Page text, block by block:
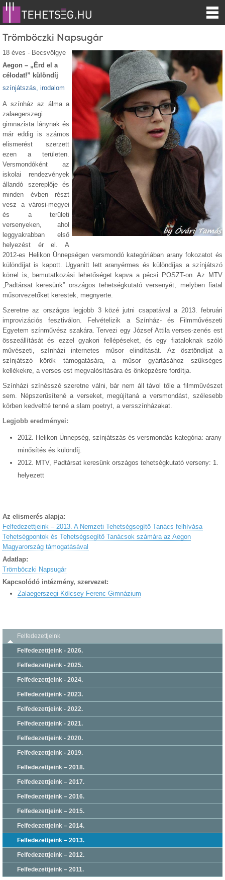
Trömböczki Napsugár
18 éves - Becsvölgye
Aegon – „Érd el a
célodat!” különdíj
színjátszás, irodalom
A színház az álma a
zalaegerszegi
gimnazista lánynak és
már eddig is számos
elismerést szerzett
ezen a területen.
Versmondóként az
iskolai rendezvények
állandó szereplője és
minden évben részt
vesz a városi-megyei
és a területi
versenyeken, ahol
leggyakrabban első
helyezést ér el. A
2012-es Helikon Ünnepségen versmondó kategóriában arany fokozatot és
különdíjat is kapott. Ugyanitt lett aranyérmes és különdíjas a színjátszó
körrel is, bemutatkozási lehetőséget kapva a pécsi POSZT-on. Az MTV
„Padtársat keresünk” országos tehetségkutató versenyét, melyben fiatal
műsorvezetőket kerestek, megnyerte.
Szeretne az országos legjobb 3 közé jutni csapatával a 2013. februári
improvizációs fesztiválon. Felvételizik a Színház- és Filmművészeti
Egyetem színművész szakára. Tervezi egy József Attila verses-zenés est
összeállítását és ezzel gyakori fellépéseket, és egy fiataloknak szóló
művészeti, színházi internetes műsor elindítását. Az ösztöndíjat a
színjátszó körök támogatására, a műsor gyártásához szükséges
kellékekre, a verses est megvalósítására és önképzésre fordítja.
Színházi színésszé szeretne válni, bár nem áll távol tőle a filmművészet
sem. Népszerűsítené a verseket, megújítaná a versmondást, szélesebb
körben kedveltté tenné a slam poetryt, a versszínházakat.
Legjobb eredményei:
2012. Helikon Ünnepség, színjátszás és versmondás kategória: arany
minősítés és különdíj.
2012. MTV, Padtársat keresünk országos tehetségkutató verseny: 1.
helyezett
Az elismerés alapja:
Felfedezettjeink – 2013. A Nemzeti Tehetségsegítő Tanács felhívása
Tehetségpontok és Tehetségsegítő Tanácsok számára az Aegon
Magyarország támogatásával
Adatlap:
Trömböczki Napsugár
Kapcsolódó intézmény, szervezet:
Zalaegerszegi Kölcsey Ferenc Gimnázium
Felfedezettjeink
Felfedezettjeink - 2026.
Felfedezettjeink - 2025.
Felfedezettjeink - 2024.
Felfedezettjeink - 2023.
Felfedezettjeink - 2022.
Felfedezettjeink - 2021.
Felfedezettjeink - 2020.
Felfedezettjeink - 2019.
Felfedezettjeink – 2018.
Felfedezettjeink – 2017.
Felfedezettjeink – 2016.
Felfedezettjeink – 2015.
Felfedezettjeink – 2014.
Felfedezettjeink – 2013.
Felfedezettjeink – 2012.
Felfedezettjeink – 2011.